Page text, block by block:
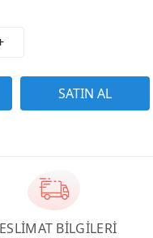
BİLGİLERİ